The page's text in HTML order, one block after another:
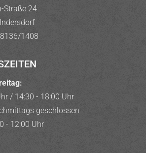
Straße 24
1408
/ 14:30 - 18:00 Uhr
geschlossen
- 12:00 Uhr
auf: